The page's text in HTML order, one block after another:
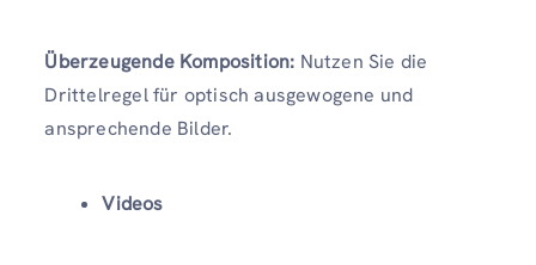
Überzeugende Komposition: Nutzen Sie die
Drittelregel für optisch ausgewogene und
ansprechende Bilder.
Videos